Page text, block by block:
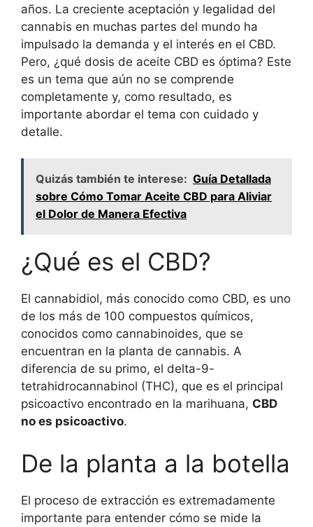
años. La creciente aceptación y legalidad del
cannabis en muchas partes del mundo ha
impulsado la demanda y el interés en el CBD.
Pero, ¿qué dosis de aceite CBD es óptima? Este
es un tema que aún no se comprende
completamente y, como resultado, es
importante abordar el tema con cuidado y
detalle.
Quizás también te interese: Guía Detallada
sobre Cómo Tomar Aceite CBD para Aliviar
el Dolor de Manera Efectiva
¿Qué es el CBD?
El cannabidiol, más conocido como CBD, es uno
de los más de 100 compuestos químicos,
conocidos como cannabinoides, que se
encuentran en la planta de cannabis. A
diferencia de su primo, el delta-9-
tetrahidrocannabinol (THC), que es el principal
psicoactivo encontrado en la marihuana, CBD
no es psicoactivo.
De la planta a la botella
El proceso de extracción es extremadamente
importante para entender cómo se mide la